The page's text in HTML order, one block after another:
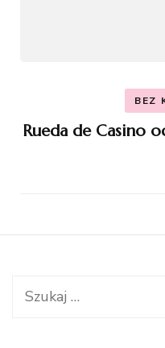
BEZ
Rueda de Casino
Szukaj: